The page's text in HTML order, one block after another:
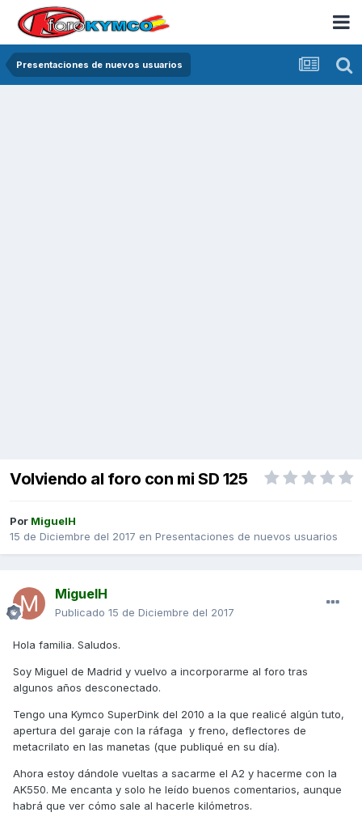
Presentaciones de nuevos usuarios
Volviendo al foro con mi SD 125
Por MiguelH
15 de Diciembre del 2017 en Presentaciones de nuevos usuarios
MiguelH
Publicado 15 de Diciembre del 2017
Hola familia. Saludos.
Soy Miguel de Madrid y vuelvo a incorporarme al foro tras
algunos años desconectado.
Tengo una Kymco SuperDink del 2010 a la que realicé algún tuto,
apertura del garaje con la ráfaga y freno, deflectores de
metacrilato en las manetas (que publiqué en su día).
Ahora estoy dándole vueltas a sacarme el A2 y hacerme con la
AK550. Me encanta y solo he leído buenos comentarios, aunque
habrá que ver cómo sale al hacerle kilómetros.